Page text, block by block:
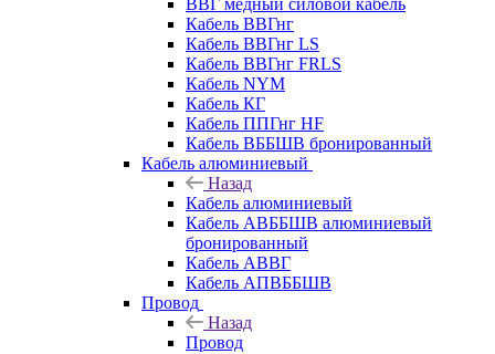
Кабель ВВГнг
Кабель ВВГнг LS
Кабель ВВГнг FRLS
Кабель NYM
Кабель КГ
Кабель ППГнг HF
Кабель ВББШВ бронированный
Кабель алюминиевый
Назад
Кабель алюминиевый
Кабель АВББШВ алюминиевый
бронированный
Кабель АВВГ
Кабель АПВББШВ
Провод
Назад
Провод